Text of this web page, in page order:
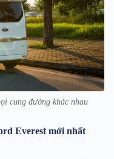
cung đường khác nhau
Everest mới nhất